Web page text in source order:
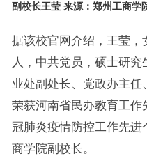
副校长王莹 来源：郑州工商学
据该校官网介绍，王莹，
人，中共党员，硕士研
业处副处长、党政办主任
荣获河南省民办教育工
冠肺炎疫情防控工作先进
商学院副校长。